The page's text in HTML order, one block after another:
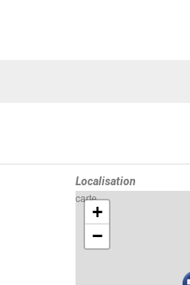
Localisation
carte
+
−